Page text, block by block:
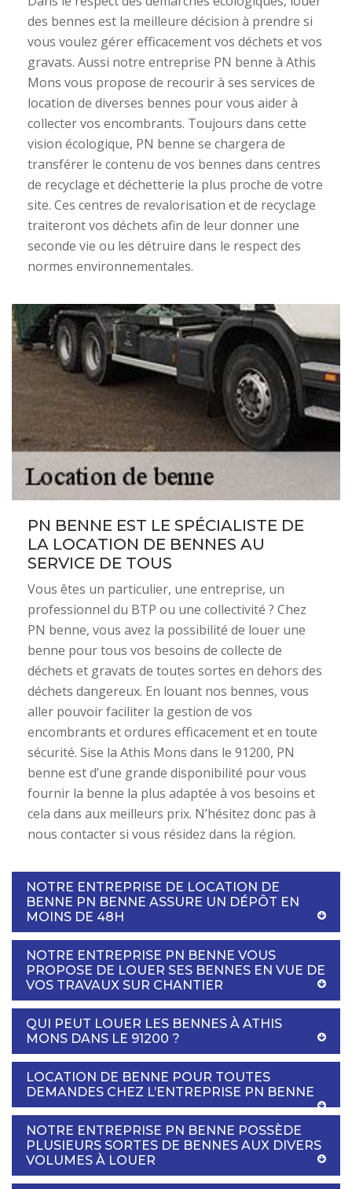
des bennes est la meilleure décision à prendre si
vous voulez gérer efficacement vos déchets et vos
gravats. Aussi notre entreprise PN benne à Athis
Mons vous propose de recourir à ses services de
location de diverses bennes pour vous aider à
collecter vos encombrants. Toujours dans cette
vision écologique, PN benne se chargera de
transférer le contenu de vos bennes dans centres
de recyclage et déchetterie la plus proche de votre
site. Ces centres de revalorisation et de recyclage
traiteront vos déchets afin de leur donner une
seconde vie ou les détruire dans le respect des
normes environnementales.
PN BENNE EST LE SPÉCIALISTE DE
LA LOCATION DE BENNES AU
SERVICE DE TOUS
Vous êtes un particulier, une entreprise, un
professionnel du BTP ou une collectivité ? Chez
PN benne, vous avez la possibilité de louer une
benne pour tous vos besoins de collecte de
déchets et gravats de toutes sortes en dehors des
déchets dangereux. En louant nos bennes, vous
aller pouvoir faciliter la gestion de vos
encombrants et ordures efficacement et en toute
sécurité. Sise la Athis Mons dans le 91200, PN
benne est d’une grande disponibilité pour vous
fournir la benne la plus adaptée à vos besoins et
cela dans aux meilleurs prix. N’hésitez donc pas à
nous contacter si vous résidez dans la région.
NOTRE ENTREPRISE DE LOCATION DE
BENNE PN BENNE ASSURE UN DÉPÔT EN
MOINS DE 48H
NOTRE ENTREPRISE PN BENNE VOUS
PROPOSE DE LOUER SES BENNES EN VUE DE
VOS TRAVAUX SUR CHANTIER
QUI PEUT LOUER LES BENNES À ATHIS
MONS DANS LE 91200 ?
LOCATION DE BENNE POUR TOUTES
DEMANDES CHEZ L’ENTREPRISE PN BENNE
NOTRE ENTREPRISE PN BENNE POSSÈDE
PLUSIEURS SORTES DE BENNES AUX DIVERS
VOLUMES À LOUER